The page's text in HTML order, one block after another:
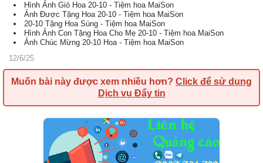
Hình Ảnh Giỏ Hoa 20-10 - Tiệm hoa MaiSon
Ảnh Được Tặng Hoa 20-10 - Tiệm hoa MaiSon
20-10 Tặng Hoa Súng - Tiệm hoa MaiSon
Hình Ảnh Con Tặng Hoa Cho Mẹ 20-10 - Tiệm hoa MaiSon
Ảnh Chúc Mừng 20-10 Hoa - Tiệm hoa MaiSon
12/6/25
Muốn bài này được xem nhiều hơn? Click để sử dụng
Dịch vụ Đẩy tin